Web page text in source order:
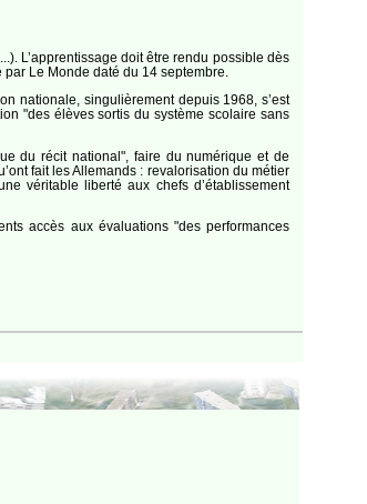
L’apprentissage doit être rendu possible dès
Le Monde daté du 14 septembre.
nationale, singulièrement depuis 1968, s’est
"des élèves sortis du système scolaire sans
du récit national", faire du numérique et de
fait les Allemands : revalorisation du métier
véritable liberté aux chefs d’établissement
accès aux évaluations "des performances